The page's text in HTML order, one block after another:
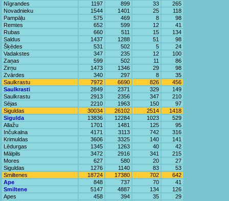
Nīgrandes
1197 899 33
265
Novadnieku
1544 1401 25
118
Pampāļu
575 469 8
98
Remtes
652 599 12
41
Rubas
660 511 15
134
Saldus
1437 1288 51
98
Šķēdes
531 502 5
24
Vadakstes
347 235 12
100
Zaņas
599 502 11
86
Zirņu
1473 1346 29
98
Zvārdes
340 297 8
35
Saulkrastu
7972 6690 826
456
Saulkrasti
2849 2371 329
149
Saulkrastu
2913 2356 347
210
Sējas
2210 1963 150
97
Siguldas
30034 26102 2514
1418
Sigulda
13836 12284 1023
529
Allažu
1701 1481 125
95
Inčukalna
4171 3113 742
316
Krimuldas
3606 3325 140
141
Lēdurgas
1345 1263 40
42
Mālpils
3472 2916 341
215
Mores
627 580 20
27
Siguldas
1276 1140 83
53
Smiltenes
18724 17380 702
642
Ape
848 737 70
41
Smiltene
5147 4887 134
126
Apes
458 394 35
29